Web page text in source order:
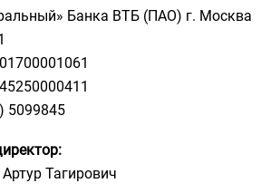
Банка ВТБ (ПАО) г. Москва
5099845
Тагирович